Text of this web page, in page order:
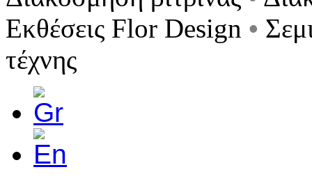
Εκθέσεις Flor Design •
τέχνης